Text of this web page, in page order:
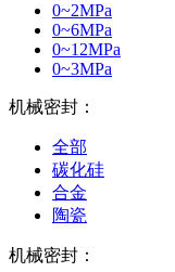
0~2MPa
0~6MPa
0~12MPa
0~3MPa
机械密封：
全部
碳化硅
合金
陶瓷
机械密封：